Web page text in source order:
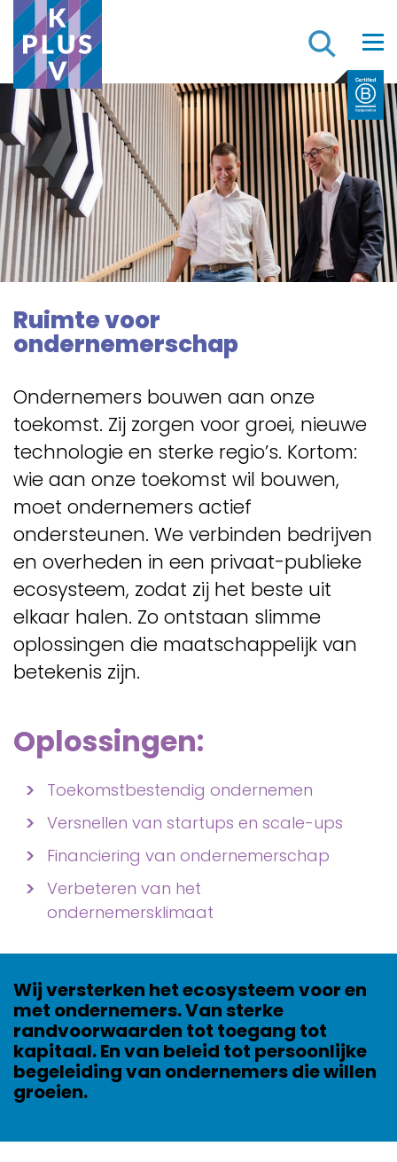
Ruimte voor
ondernemerschap
Ondernemers bouwen aan onze
toekomst. Zij zorgen voor groei, nieuwe
technologie en sterke regio’s. Kortom:
wie aan onze toekomst wil bouwen,
moet ondernemers actief
ondersteunen. We verbinden bedrijven
en overheden in een privaat-publieke
ecosysteem, zodat zij het beste uit
elkaar halen. Zo ontstaan slimme
oplossingen die maatschappelijk van
betekenis zijn.
Oplossingen:
Toekomstbestendig ondernemen
Versnellen van startups en scale-ups
Financiering van ondernemerschap
Verbeteren van het
ondernemersklimaat
Wij versterken het ecosysteem voor en
met ondernemers. Van sterke
randvoorwaarden tot toegang tot
kapitaal. En van beleid tot persoonlijke
begeleiding van ondernemers die willen
groeien.